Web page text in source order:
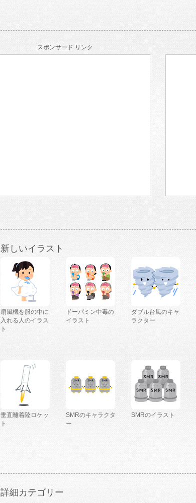
スポンサード リンク
新しいイラスト
扇風機を服の中に
入れる人のイラス
ト
ドーパミン中毒の
イラスト
ダブル台風のキャ
ラクター
垂直離着陸ロケッ
ト
SMRのキャラクタ
ー
SMRのイラスト
詳細カテゴリー